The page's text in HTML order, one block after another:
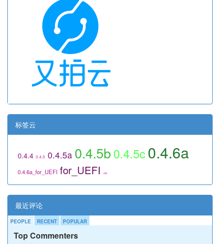
标签云
0.4.4 0.4.5 0.4.5a 0.4.5b 0.4.5c0.4.6a
0.4.6a_for_UEFI for_UEFI utils
最近评论
PEOPLE RECENT POPULAR
Top Commenters